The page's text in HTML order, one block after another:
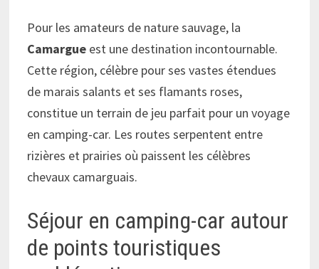
Pour les amateurs de nature sauvage, la
Camargue est une destination incontournable.
Cette région, célèbre pour ses vastes étendues
de marais salants et ses flamants roses,
constitue un terrain de jeu parfait pour un voyage
en camping-car. Les routes serpentent entre
rizières et prairies où paissent les célèbres
chevaux camarguais.
Séjour en camping-car autour
de points touristiques